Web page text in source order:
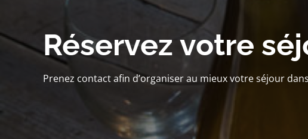
Réservez votre
Prenez contact afin d’organiser au mieux votre séjour